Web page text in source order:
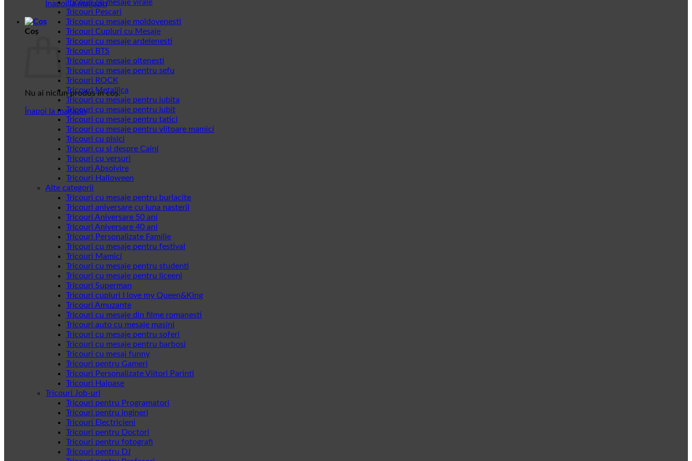
Înapoi la magazin
Coș
Nu ai niciun produs în coș.
Înapoi la magazin
Tricouri cu mesaje virale
Tricouri Pescari
Tricouri cu mesaje moldovenesti
Tricouri Cupluri cu Mesaje
Tricouri cu mesaje ardelenesti
Tricouri BTS
Tricouri cu mesaje oltenesti
Tricouri cu mesaje pentru sefu
Tricouri ROCK
Tricouri Metallica
Tricouri cu mesaje pentru iubita
Tricouri cu mesaje pentru iubit
Tricouri cu mesaje pentru tatici
Tricouri cu mesaje pentru viitoare mamici
Tricouri cu pisici
Tricouri cu si despre Caini
Tricouri cu versuri
Tricouri Absolvire
Tricouri Halloween
Alte categorii
Tricouri cu mesaje pentru burlacite
Tricouri aniversare cu luna nasterii
Tricouri Aniversare 50 ani
Tricouri Aniversare 40 ani
Tricouri Personalizate Familie
Tricouri cu mesaje pentru festival
Tricouri Mamici
Tricouri cu mesaje pentru studenti
Tricouri cu mesaje pentru liceeni
Tricouri Superman
Tricouri cupluri I love my Queen&King
Tricouri Amuzante
Tricouri cu mesaje din filme romanesti
Tricouri auto cu mesaje masini
Tricouri cu mesaje pentru soferi
Tricouri cu mesaje pentru barbosi
Tricouri cu mesaj funny
Tricouri pentru Gameri
Tricouri Personalizate Viitori Parinti
Tricouri Haioase
Tricouri Job-uri
Tricouri pentru Programatori
Tricouri pentru ingineri
Tricouri Electricieni
Tricouri pentru Doctori
Tricouri pentru fotografi
Tricouri pentru DJ